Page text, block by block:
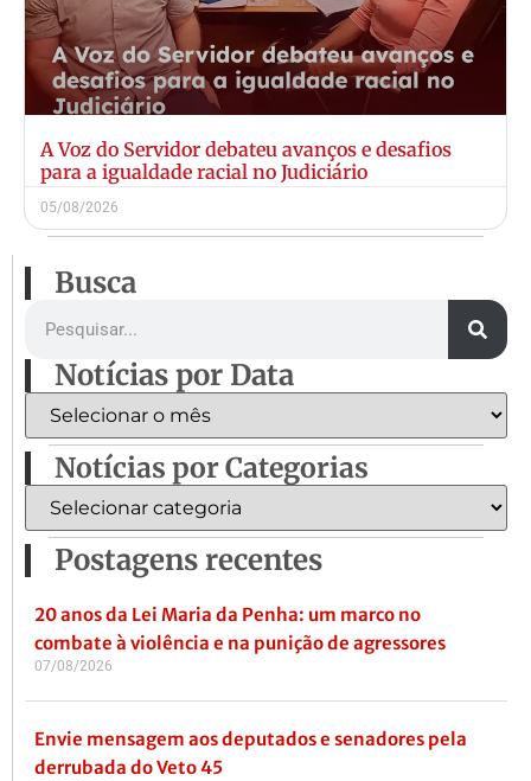
A Voz do Servidor debateu avanços e desafios
para a igualdade racial no Judiciário
05/08/2026
Busca
Notícias por Data
Notícias por Categorias
Postagens recentes
20 anos da Lei Maria da Penha: um marco no
combate à violência e na punição de agressores
07/08/2026
Envie mensagem aos deputados e senadores pela
derrubada do Veto 45